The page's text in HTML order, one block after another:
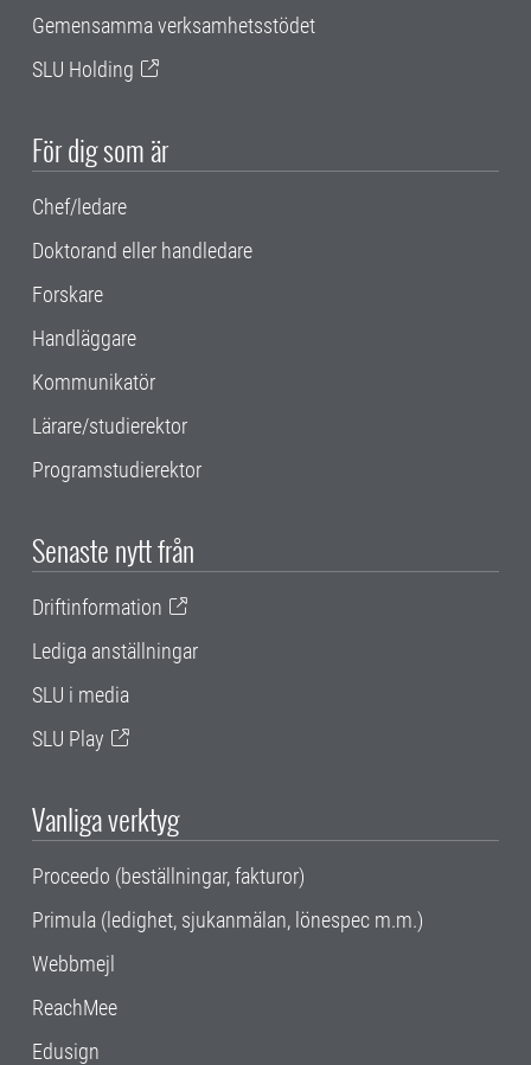
Gemensamma verksamhetsstödet
SLU Holding
För dig som är
Chef/ledare
Doktorand eller handledare
Forskare
Handläggare
Kommunikatör
Lärare/studierektor
Programstudierektor
Senaste nytt från
Driftinformation
Lediga anställningar
SLU i media
SLU Play
Vanliga verktyg
Proceedo (beställningar, fakturor)
Primula (ledighet, sjukanmälan, lönespec m.m.)
Webbmejl
ReachMee
Edusign